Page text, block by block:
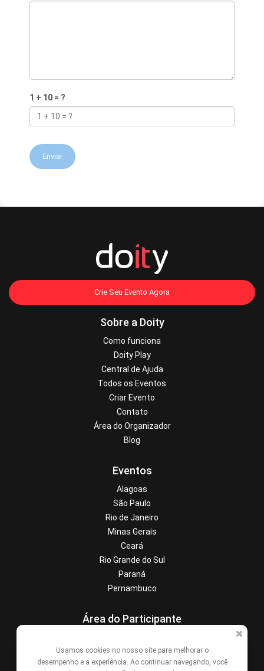
1 + 10 = ?
Enviar
Crie Seu Evento Agora
Sobre a Doity
Como funciona
Doity Play
Central de Ajuda
Todos os Eventos
Criar Evento
Contato
Área do Organizador
Blog
Eventos
Alagoas
São Paulo
Rio de Janeiro
Minas Gerais
Ceará
Rio Grande do Sul
Paraná
Pernambuco
Área do Participante
Denunciar este evento
Contato
Usamos cookies no nosso site para melhorar o
desempenho e a experiência. Ao continuar navegando, você